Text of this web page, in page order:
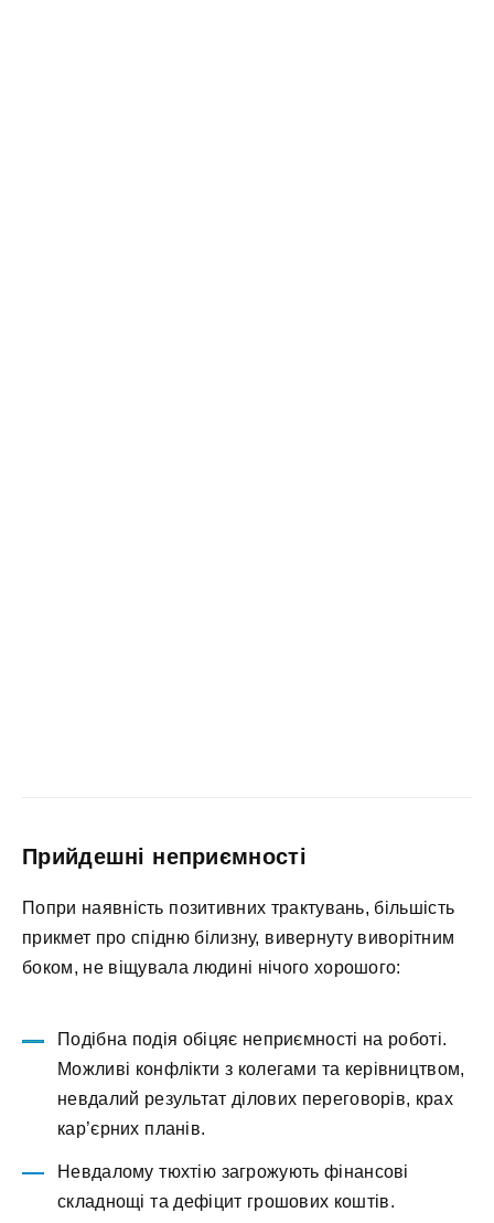
Прийдешні неприємності
Попри наявність позитивних трактувань, більшість
прикмет про спідню білизну, вивернуту виворітним
боком, не віщувала людині нічого хорошого:
Подібна подія обіцяє неприємності на роботі.
Можливі конфлікти з колегами та керівництвом,
невдалий результат ділових переговорів, крах
кар’єрних планів.
Невдалому тюхтію загрожують фінансові
складнощі та дефіцит грошових коштів.